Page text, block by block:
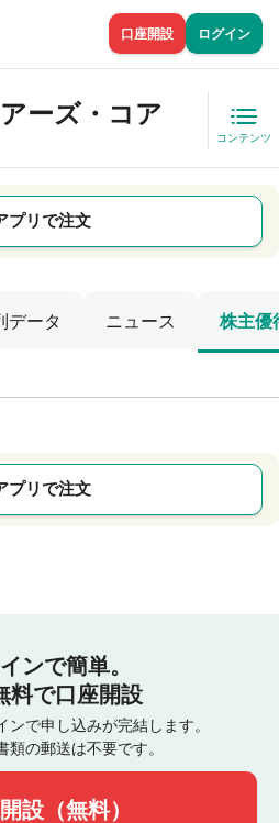
口座開設 ログイン
ーズ・コア
コンテンツ
プリで注文
データ ニュース 株主優
プリで注文
ンで簡単。
料で口座開設
で申し込みが完結します。
類の郵送は不要です。
設（無料）